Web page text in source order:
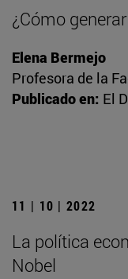
¿Cómo
Elena Bermejo
Profesora de la
Publicado en: El
11 | 10 | 2022
La política
Nobel